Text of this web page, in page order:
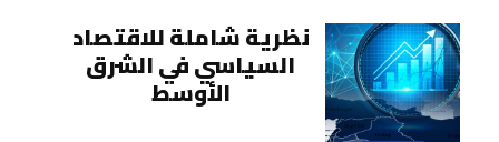
نظرية شاملة للاقتصاد
السياسي في الشرق
الأوسط